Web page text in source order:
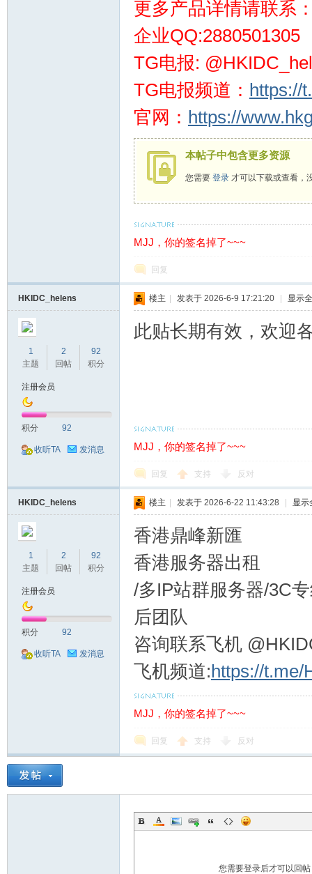
更多产品详情请联系
企业QQ:2880501305
TG电报:
TG电报频道： https://
官网： https://
本帖子中包含更多资源
您需要 登录 才可以下载或查看，
MJJ，你的签名掉了~~~
回复
HKIDC_helens
1
主题
2
回帖
92
积分
注册会员
积分 92
收听TA 发消息
楼主 发表于 2026-6-9 17:21:20 显示
此贴长期有效，欢迎
MJJ，你的签名掉了~~~
回复 支持 反对
HKIDC_helens
1
主题
2
回帖
92
积分
注册会员
积分 92
收听TA 发消息
楼主 发表于 2026-6-22 11:43:28 显示
香港鼎峰新匯
香港服务器出租
/多IP站群服务器/3C
后团队
咨询联系飞机
飞机频道:https://t.me/
MJJ，你的签名掉了~~~
回复 支持 反对
您需要登录后才可以回帖